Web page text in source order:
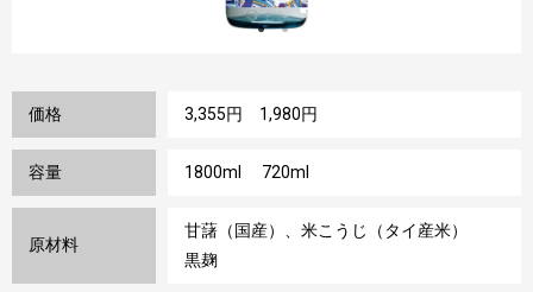
価格 3,355円 1,980円
容量 1800ml 720ml
原材料
甘藷（国産）、米こうじ（タイ産米）
黒麹